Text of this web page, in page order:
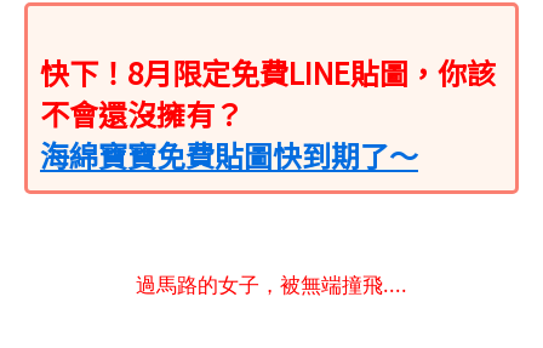
快下！8月限定免費LINE貼圖，你該
不會還沒擁有？
海綿寶寶免費貼圖快到期了～
過馬路的女子，被無端撞飛....